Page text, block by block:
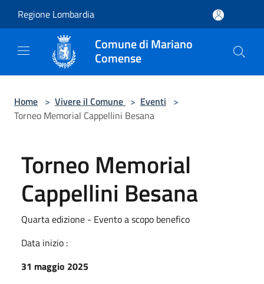
Regione Lombardia
Comune di Mariano
Comense
Home > Vivere il Comune > Eventi >
Torneo Memorial Cappellini Besana
Torneo Memorial
Cappellini Besana
Quarta edizione - Evento a scopo benefico
Data inizio :
31 maggio 2025